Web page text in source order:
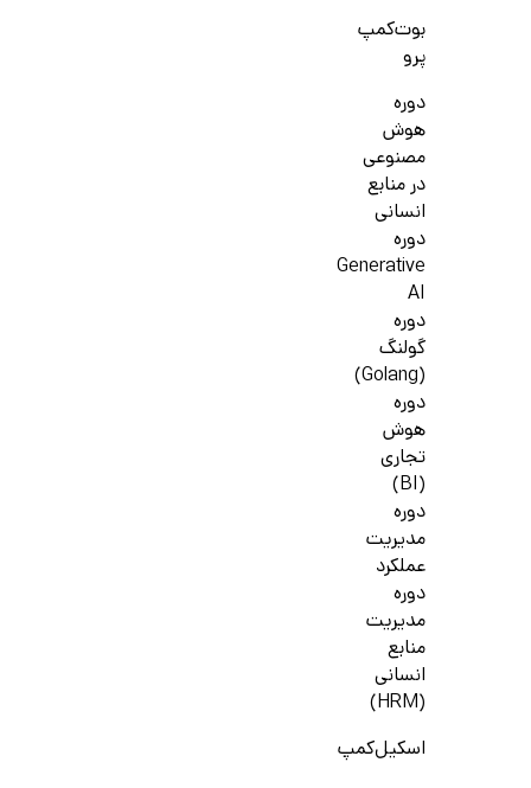
بوت‌کمپ
پرو
دوره
هوش
مصنوعی
در منابع
انسانی
دوره
Generative
AI
دوره
گولنگ
(Golang)
دوره
هوش
تجاری
(BI)
دوره
مدیریت
عملکرد
دوره
مدیریت
منابع
انسانی
(HRM)
اسکیل‌کمپ